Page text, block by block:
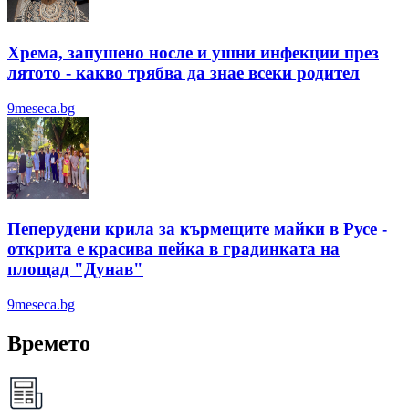
Хрема, запушено носле и ушни инфекции през
лятотo - какво трябва да знае всеки родител
9meseca.bg
Пеперудени крила за кърмещите майки в Русе -
открита е красива пейка в градинката на
площад "Дунав"
9meseca.bg
Времето